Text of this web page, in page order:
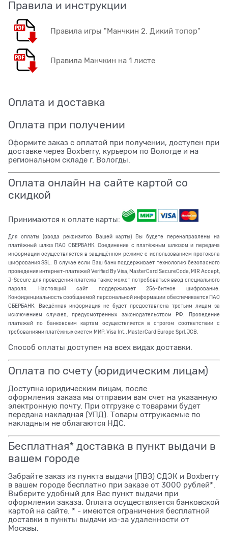
Правила и инструкции
Правила игры "Манчкин 2. Дикий топор"
Правила Манчкин на 1 листе
Оплата и доставка
Оплата при получении
Оформите заказ с оплатой при получении, доступен при
доставке через Boxberry, курьером по Вологде и на
региональном складе г. Вологды.
Оплата онлайн на сайте картой со
скидкой
Принимаются к оплате карты:
Для оплаты (ввода реквизитов Вашей карты) Вы будете перенаправлены на
платёжный шлюз ПАО СБЕРБАНК. Соединение с платёжным шлюзом и передача
информации осуществляется в защищённом режиме с использованием протокола
шифрования SSL. В случае если Ваш банк поддерживает технологию безопасного
проведения интернет-платежей Verified By Visa, MasterCard SecureCode, MIR Accept,
J-Secure для проведения платежа также может потребоваться ввод специального
пароля. Настоящий сайт поддерживает 256-битное шифрование.
Конфиденциальность сообщаемой персональной информации обеспечивается ПАО
СБЕРБАНК. Введённая информация не будет предоставлена третьим лицам за
исключением случаев, предусмотренных законодательством РФ. Проведение
платежей по банковским картам осуществляется в строгом соответствии с
требованиями платёжных систем МИР, Visa Int., MasterCard Europe Sprl, JCB.
Способ оплаты доступен на всех видах доставки.
Оплата по счету (юридическим лицам)
Доступна юридическим лицам, после
оформления заказа мы отправим вам счет на указанную
электронную почту. При отгрузке с товарами будет
передана накладная (УПД). Товары отгружаемые по
накладным не облагаются НДС.
Бесплатная* доставка в пункт выдачи в
вашем городе
Забрайте заказ из пункта выдачи (ПВЗ) СДЭК и Boxberry
в вашем городе бесплатно при заказе от 3000 рублей*.
Выберите удобный для Вас пункт выдачи при
оформлении заказа. Оплата осуществляется банковской
картой на сайте. * - имеются ограничения бесплатной
доставки в пункты выдачи из-за удаленности от
Москвы.